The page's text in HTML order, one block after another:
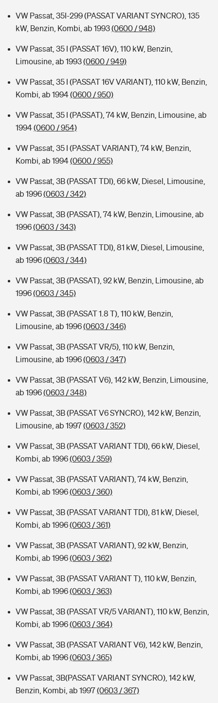
VW Passat, 35I-299 (PASSAT VARIANT SYNCRO), 135
kW, Benzin, Kombi, ab 1993(0600 / 948)
VW Passat, 35 I (PASSAT 16V), 110 kW, Benzin,
Limousine, ab 1993(0600 / 949)
VW Passat, 35 I (PASSAT 16V VARIANT), 110 kW, Benzin,
Kombi, ab 1994(0600 / 950)
VW Passat, 35 I (PASSAT), 74 kW, Benzin, Limousine, ab
1994(0600 / 954)
VW Passat, 35 I (PASSAT VARIANT), 74 kW, Benzin,
Kombi, ab 1994(0600 / 955)
VW Passat, 3B (PASSAT TDI), 66 kW, Diesel, Limousine,
ab 1996(0603 / 342)
VW Passat, 3B (PASSAT), 74 kW, Benzin, Limousine, ab
1996(0603 / 343)
VW Passat, 3B (PASSAT TDI), 81 kW, Diesel, Limousine,
ab 1996(0603 / 344)
VW Passat, 3B (PASSAT), 92 kW, Benzin, Limousine, ab
1996(0603 / 345)
VW Passat, 3B (PASSAT 1.8 T), 110 kW, Benzin,
Limousine, ab 1996(0603 / 346)
VW Passat, 3B (PASSAT VR/5), 110 kW, Benzin,
Limousine, ab 1996(0603 / 347)
VW Passat, 3B (PASSAT V6), 142 kW, Benzin, Limousine,
ab 1996(0603 / 348)
VW Passat, 3B (PASSAT V6 SYNCRO), 142 kW, Benzin,
Limousine, ab 1997(0603 / 352)
VW Passat, 3B (PASSAT VARIANT TDI), 66 kW, Diesel,
Kombi, ab 1996(0603 / 359)
VW Passat, 3B (PASSAT VARIANT), 74 kW, Benzin,
Kombi, ab 1996(0603 / 360)
VW Passat, 3B (PASSAT VARIANT TDI), 81 kW, Diesel,
Kombi, ab 1996(0603 / 361)
VW Passat, 3B (PASSAT VARIANT), 92 kW, Benzin,
Kombi, ab 1996(0603 / 362)
VW Passat, 3B (PASSAT VARIANT T), 110 kW, Benzin,
Kombi, ab 1996(0603 / 363)
VW Passat, 3B (PASSAT VR/5 VARIANT), 110 kW, Benzin,
Kombi, ab 1996(0603 / 364)
VW Passat, 3B (PASSAT VARIANT V6), 142 kW, Benzin,
Kombi, ab 1996(0603 / 365)
VW Passat, 3B(PASSAT VARIANT SYNCRO), 142 kW,
Benzin, Kombi, ab 1997(0603 / 367)